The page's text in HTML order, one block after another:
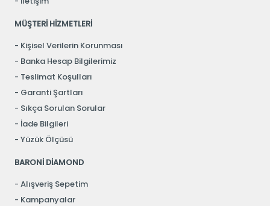
MÜŞTERİ HİZMETLERİ
Kişisel Verilerin Korunması
Banka Hesap Bilgilerimiz
Teslimat Koşulları
Garanti Şartları
Sıkça Sorulan Sorular
İade Bilgileri
Yüzük Ölçüsü
BARONİ DİAMOND
Alışveriş Sepetim
Kampanyalar